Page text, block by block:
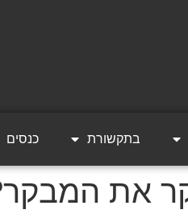
בתקשורת כנסים
את המבקר?